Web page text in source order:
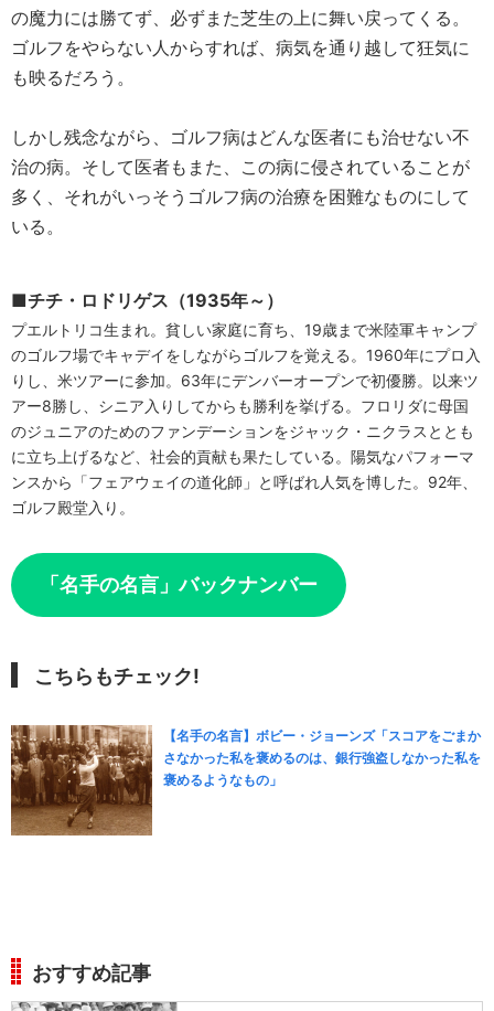
の魔力には勝てず、必ずまた芝生の上に舞い戻ってくる。
ゴルフをやらない人からすれば、病気を通り越して狂気に
も映るだろう。
しかし残念ながら、ゴルフ病はどんな医者にも治せない不
治の病。そして医者もまた、この病に侵されていることが
多く、それがいっそうゴルフ病の治療を困難なものにして
いる。
■チチ・ロドリゲス（1935年～）
プエルトリコ生まれ。貧しい家庭に育ち、19歳まで米陸軍キャンプ
のゴルフ場でキャデイをしながらゴルフを覚える。1960年にプロ入
りし、米ツアーに参加。63年にデンバーオープンで初優勝。以来ツ
アー8勝し、シニア入りしてからも勝利を挙げる。フロリダに母国
のジュニアのためのファンデーションをジャック・ニクラスととも
に立ち上げるなど、社会的貢献も果たしている。陽気なパフォーマ
ンスから「フェアウェイの道化師」と呼ばれ人気を博した。92年、
ゴルフ殿堂入り。
「名手の名言」バックナンバー
こちらもチェック!
【名手の名言】ボビー・ジョーンズ「スコアをごまか
さなかった私を褒めるのは、銀行強盗しなかった私を
褒めるようなもの」
おすすめ記事